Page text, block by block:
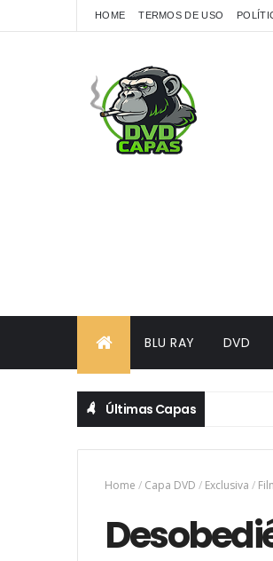
HOME TERMOS DE USO
BLU RAY DVD
Últimas Capas
Home / Capa DVD / Exclusiva /